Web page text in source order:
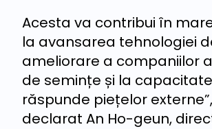
Acesta va contribui în
la avansarea tehnologiei
ameliorare a companiilor
de semințe și la
răspunde piețelor
declarat An Ho-geun,